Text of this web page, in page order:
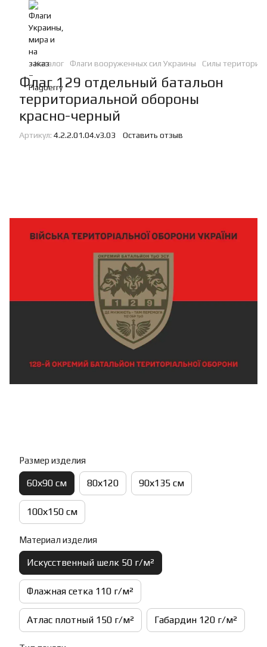
Каталог Флаги вооруженных сил Украины Силы
Флаг 129 отдельный батальон
территориальной обороны
красно-черный
Артикул: 4.2.2.01.04.v3.03 Оставить отзыв
Размер изделия
60х90 см 80х120 90х135 см
100х150 см
Материал изделия
Искусственный шелк 50 г/м²
Флажная сетка 110 г/м²
Атлас плотный 150 г/м² Габардин 120 г/м²